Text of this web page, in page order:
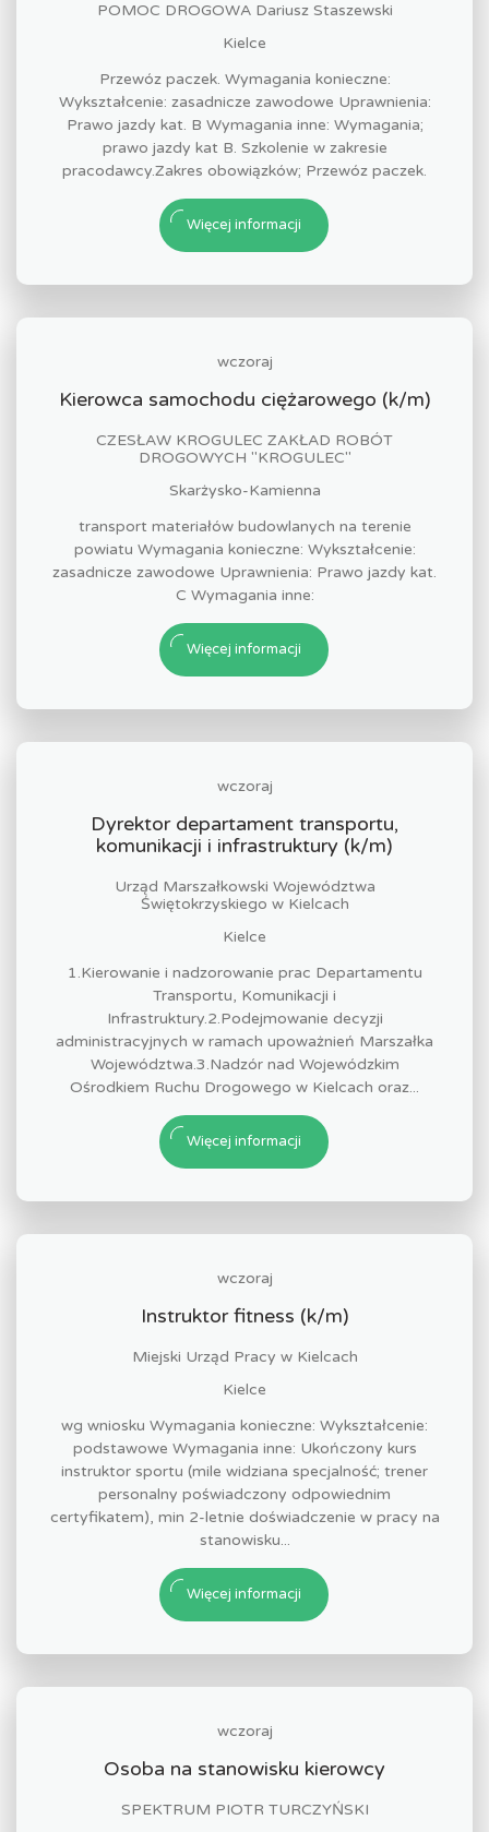
POMOC DROGOWA Dariusz Staszewski
Kielce
Przewóz paczek. Wymagania konieczne:
Wykształcenie: zasadnicze zawodowe Uprawnienia:
Prawo jazdy kat. B Wymagania inne: Wymagania;
prawo jazdy kat B. Szkolenie w zakresie
pracodawcy.Zakres obowiązków; Przewóz paczek.
Więcej informacji
wczoraj
Kierowca samochodu ciężarowego (k/m)
CZESŁAW KROGULEC ZAKŁAD ROBÓT
DROGOWYCH "KROGULEC"
Skarżysko-Kamienna
transport materiałów budowlanych na terenie
powiatu Wymagania konieczne: Wykształcenie:
zasadnicze zawodowe Uprawnienia: Prawo jazdy kat.
C Wymagania inne:
Więcej informacji
wczoraj
Dyrektor departament transportu,
komunikacji i infrastruktury (k/m)
Urząd Marszałkowski Województwa
Świętokrzyskiego w Kielcach
Kielce
1.Kierowanie i nadzorowanie prac Departamentu
Transportu, Komunikacji i
Infrastruktury.2.Podejmowanie decyzji
administracyjnych w ramach upoważnień Marszałka
Województwa.3.Nadzór nad Wojewódzkim
Ośrodkiem Ruchu Drogowego w Kielcach oraz...
Więcej informacji
wczoraj
Instruktor fitness (k/m)
Miejski Urząd Pracy w Kielcach
Kielce
wg wniosku Wymagania konieczne: Wykształcenie:
podstawowe Wymagania inne: Ukończony kurs
instruktor sportu (mile widziana specjalność; trener
personalny poświadczony odpowiednim
certyfikatem), min 2-letnie doświadczenie w pracy na
stanowisku...
Więcej informacji
wczoraj
Osoba na stanowisku kierowcy
SPEKTRUM PIOTR TURCZYŃSKI